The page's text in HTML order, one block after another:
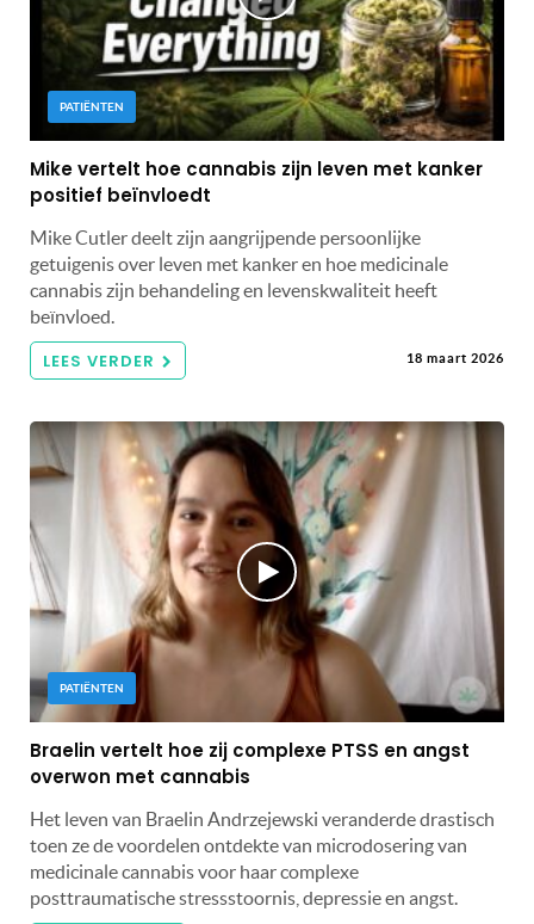
PATIËNTEN
Mike vertelt hoe cannabis zijn leven met kanker
positief beïnvloedt
Mike Cutler deelt zijn aangrijpende persoonlijke
getuigenis over leven met kanker en hoe medicinale
cannabis zijn behandeling en levenskwaliteit heeft
beïnvloed.
LEES VERDER 18 maart 2026
PATIËNTEN
Braelin vertelt hoe zij complexe PTSS en angst
overwon met cannabis
Het leven van Braelin Andrzejewski veranderde drastisch
toen ze de voordelen ontdekte van microdosering van
medicinale cannabis voor haar complexe
posttraumatische stressstoornis, depressie en angst.